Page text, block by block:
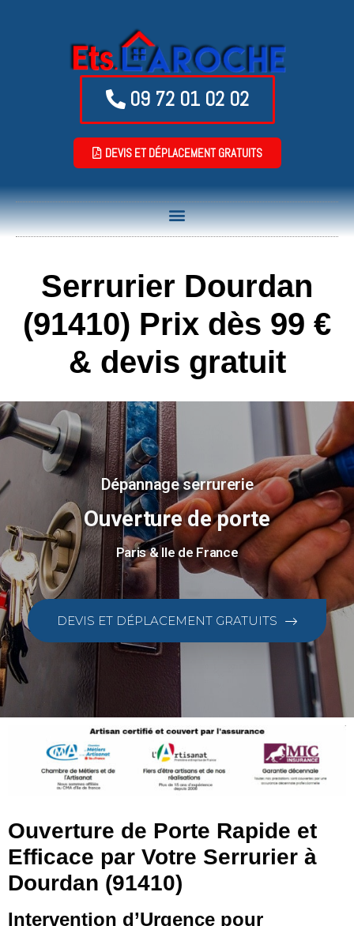
09 72 01 02 02
DEVIS ET DÉPLACEMENT GRATUITS
Serrurier Dourdan
(91410) Prix dès 99 €
& devis gratuit
Dépannage serrurerie
Ouverture de porte
Paris & Ile de France
DEVIS ET DÉPLACEMENT GRATUITS
Ouverture de Porte Rapide et
Efficace par Votre Serrurier à
Dourdan (91410)
Intervention d’Urgence pour